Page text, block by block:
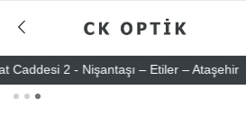
2 - Nişantaşı – Etiler – Ataşehir